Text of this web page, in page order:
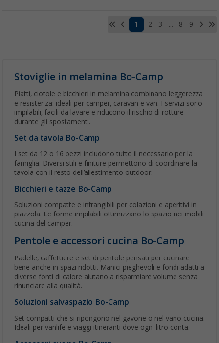
1 2 3 ... 8 9
Stoviglie in melamina Bo-Camp
Piatti, ciotole e bicchieri in melamina combinano leggerezza
e resistenza: ideali per camper, caravan e van. I servizi sono
impilabili, facili da lavare e riducono il rischio di rotture
durante gli spostamenti.
Set da tavola Bo-Camp
I set da 12 o 16 pezzi includono tutto il necessario per la
famiglia. Diversi stili e finiture permettono di coordinare la
tavola con il resto dell’allestimento outdoor.
Bicchieri e tazze Bo-Camp
Soluzioni compatte e infrangibili per colazioni e aperitivi in
piazzola. Le forme impilabili ottimizzano lo spazio nei mobili
cucina del camper.
Pentole e accessori cucina Bo-Camp
Padelle, caffettiere e set di pentole pensati per cucinare
bene anche in spazi ridotti. Manici pieghevoli e fondi adatti a
diverse fonti di calore aiutano a risparmiare volume senza
rinunciare alla qualità.
Soluzioni salvaspazio Bo-Camp
Set compatti che si ripongono nel gavone o nel vano cucina.
Ideali per vanlife e viaggi itineranti dove ogni litro conta.